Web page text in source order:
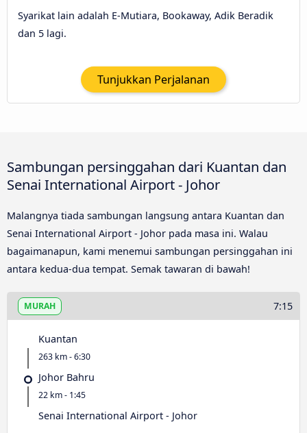
Syarikat lain adalah E-Mutiara, Bookaway, Adik Beradik
dan 5 lagi.
Tunjukkan Perjalanan
Sambungan persinggahan dari Kuantan dan
Senai International Airport - Johor
Malangnya tiada sambungan langsung antara Kuantan dan
Senai International Airport - Johor pada masa ini. Walau
bagaimanapun, kami menemui sambungan persinggahan ini
antara kedua-dua tempat. Semak tawaran di bawah!
MURAH 7:15
Kuantan
263 km - 6:30
Johor Bahru
22 km - 1:45
Senai International Airport - Johor